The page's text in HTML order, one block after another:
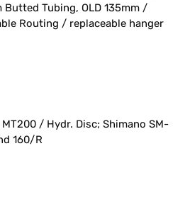
Butted Tubing, OLD 135mm /
Routing / replaceable hanger
/ Hydr. Disc; Shimano SM-
160/R